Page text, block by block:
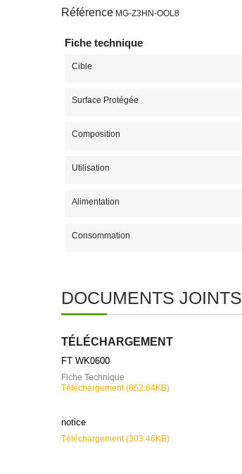
Référence MG-Z3HN-OOL8
Fiche technique
Cible
Surface Protégée
Composition
Utilisation
Alimentation
Consommation
DOCUMENTS JOINTS
TÉLÉCHARGEMENT
FT WK0600
Fiche Technique
Téléchargement (862.84KB)
notice
Téléchargement (303.46KB)